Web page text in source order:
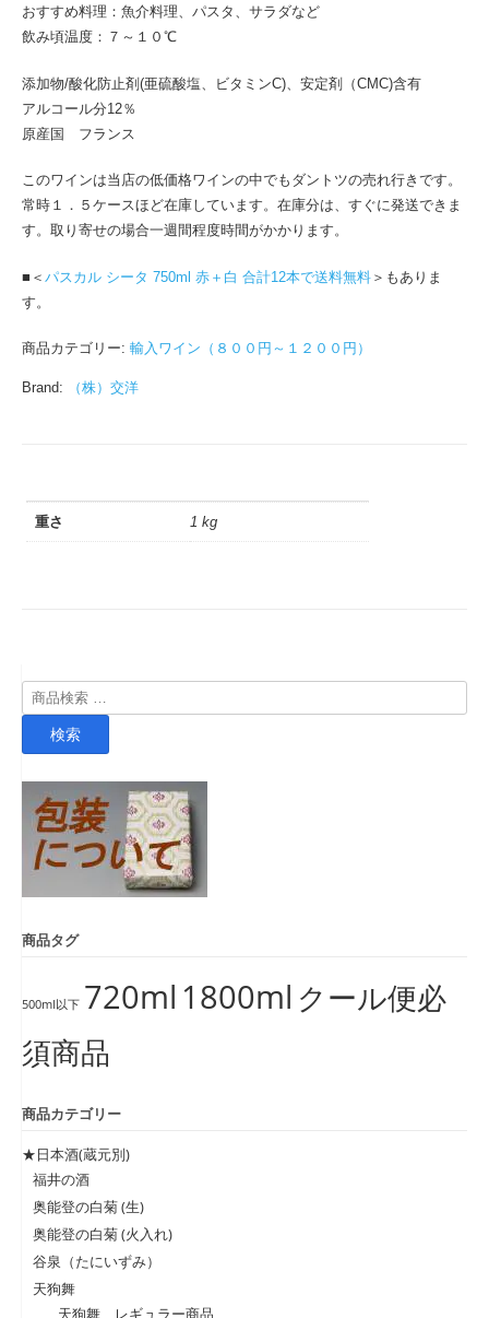
個
おすすめ料理：魚介料理、パスタ、サラダなど
飲み頃温度：７～１０℃
添加物/酸化防止剤(亜硫酸塩、ビタミンC)、安定剤（CMC)含有
アルコール分12％
原産国 フランス
このワインは当店の低価格ワインの中でもダントツの売れ行きです。
常時１．５ケースほど在庫しています。在庫分は、すぐに発送できま
す。取り寄せの場合一週間程度時間がかかります。
■＜ パスカル シータ 750ml 赤＋白 合計12本で送料無料 ＞もありま
す。
商品カテゴリー: 輸入ワイン（８００円～１２００円）
Brand: （株）交洋
重さ 1 kg
検
索
検索
商品タグ
500ml以下 720ml 1800ml クール便必
須商品
商品カテゴリー
★日本酒(蔵元別)
福井の酒
奥能登の白菊 (生)
奥能登の白菊 (火入れ)
谷泉（たにいずみ）
天狗舞
天狗舞 レギュラー商品